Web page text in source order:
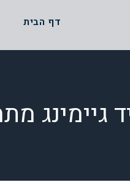
דף הבית
גיימינג